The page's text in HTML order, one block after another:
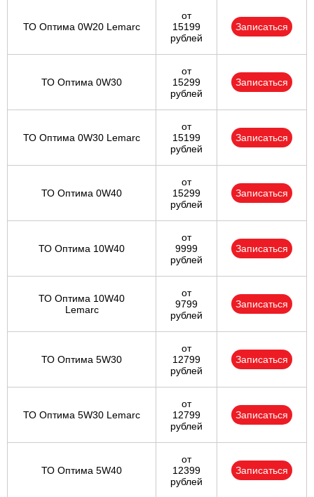
ТО Оптима 0W20 Lemarc
от
15199
рублей
Записаться
ТО Оптима 0W30
от
15299
рублей
Записаться
ТО Оптима 0W30 Lemarc
от
15199
рублей
Записаться
ТО Оптима 0W40
от
15299
рублей
Записаться
ТО Оптима 10W40
от
9999
рублей
Записаться
ТО Оптима 10W40
Lemarc
от
9799
рублей
Записаться
ТО Оптима 5W30
от
12799
рублей
Записаться
ТО Оптима 5W30 Lemarc
от
12799
рублей
Записаться
ТО Оптима 5W40
от
12399
рублей
Записаться